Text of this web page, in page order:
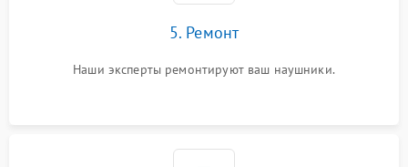
5. Ремонт
Наши эксперты ремонтируют ваш наушники.